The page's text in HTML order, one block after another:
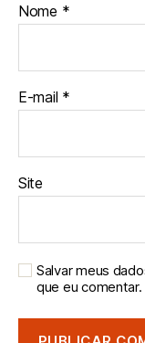
Nome *
E-mail *
Site
Salvar meus
que eu comentar.